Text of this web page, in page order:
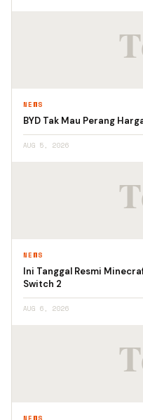
NEWS
BYD Tak Mau Perang
AUG 5, 2026
NEWS
Ini Tanggal Resmi
Switch 2
AUG 6, 2026